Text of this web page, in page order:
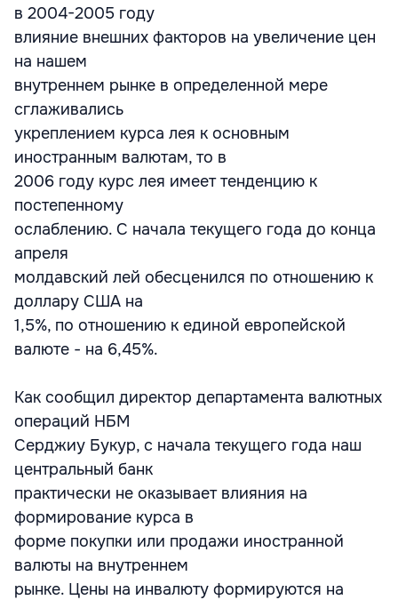
в 2004-2005 году
влияние внешних факторов на увеличение цен
на нашем
внутреннем рынке в определенной мере
сглаживались
укреплением курса лея к основным
иностранным валютам, то в
2006 году курс лея имеет тенденцию к
постепенному
ослаблению. С начала текущего года до конца
апреля
молдавский лей обесценился по отношению к
доллару США на
1,5%, по отношению к единой европейской
валюте - на 6,45%.
Как сообщил директор департамента валютных
операций НБМ
Серджиу Букур, с начала текущего года наш
центральный банк
практически не оказывает влияния на
формирование курса в
форме покупки или продажи иностранной
валюты на внутреннем
рынке. Цены на инвалюту формируются на